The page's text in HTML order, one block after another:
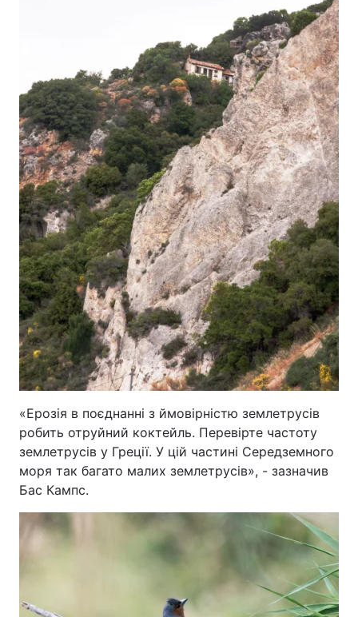
«Ерозія в поєднанні з ймовірністю землетрусів
робить отруйний коктейль. Перевірте частоту
землетрусів у Греції. У цій частині Середземного
моря так багато малих землетрусів», - зазначив
Бас Кампс.